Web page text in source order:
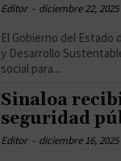
Editor - diciembre 22, 2025
El Gobierno del Estado
y Desarrollo
social para...
Sinaloa
seguridad
Editor - diciembre 16, 2025